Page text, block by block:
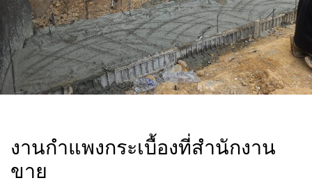
งานกำแพงกระเบื้องที่สำนักงาน
ขาย